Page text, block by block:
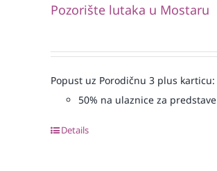
Pozorište lutaka u Mostaru
Popust uz Porodičnu 3 plus karticu:
50% na ulaznice za predstave
Details